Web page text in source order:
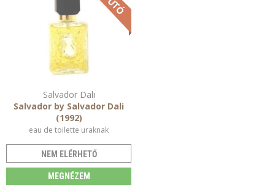
Salvador Dali
Salvador by Salvador Dali
(1992)
eau de toilette uraknak
NEM ELÉRHETŐ
MEGNÉZEM